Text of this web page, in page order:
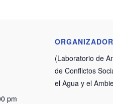
pm
ORGANIZADOR
(Laboratorio de
de Conflictos
el Agua y el